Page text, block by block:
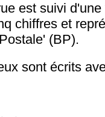
est suivi
chiffres et
(BP).
sont écrits